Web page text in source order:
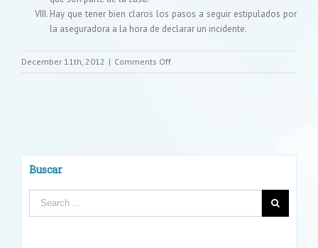
Hay que tener bien claros los pasos a seguir estipulados por
la aseguradora a la hora de declarar un incidente.
December 11th, 2012 | Comments Offon
Seguros
Buscar